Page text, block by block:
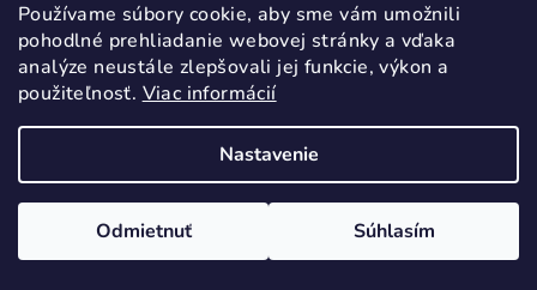
Používame súbory cookie, aby sme vám umožnili
pohodlné prehliadanie webovej stránky a vďaka
analýze neustále zlepšovali jej funkcie, výkon a
použiteľnosť. Viac informácií
Nastavenie
Odmietnuť Súhlasím